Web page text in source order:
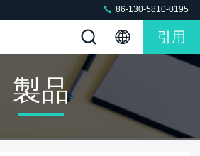
86-130-5810-0195
引用
製品